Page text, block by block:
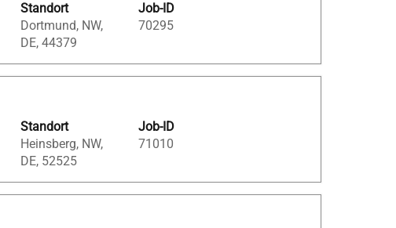
Standort
Dortmund, NW,
DE, 44379
Job-ID
70295
Standort
Heinsberg, NW,
DE, 52525
Job-ID
71010